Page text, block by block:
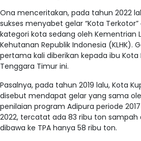
Ona menceritakan, pada tahun 2022
sukses menyabet gelar “Kota
kategori kota sedang oleh Kementrian
Kehutanan Republik Indonesia (KLHK).
pertama kali diberikan kepada ibu Kota
Tenggara Timur ini.
Pasalnya, pada tahun 2019 lalu, Kota
disebut mendapat gelar yang sama
penilaian program Adipura periode
2022, tercatat ada 83 ribu ton
dibawa ke TPA hanya 58 ribu ton.